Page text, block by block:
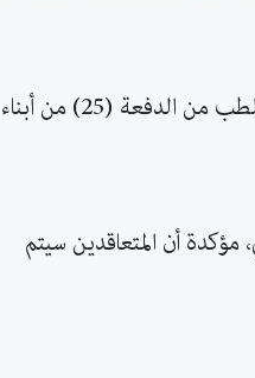
أعلنت دائرة صحة كركوك، عن فتح باب التقديم للتعاقد مع خريجي كليات الطب من الدفعة (25) من أبناء
قدره (600 ألف) دينار عراقي، مؤكدة أن المتعاقدين سيتم